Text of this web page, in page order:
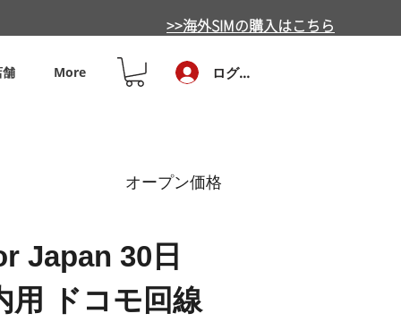
>>海外SIMの購入はこちら
More ログイン
オープン価格
Japan 30日
用 ドコモ回線